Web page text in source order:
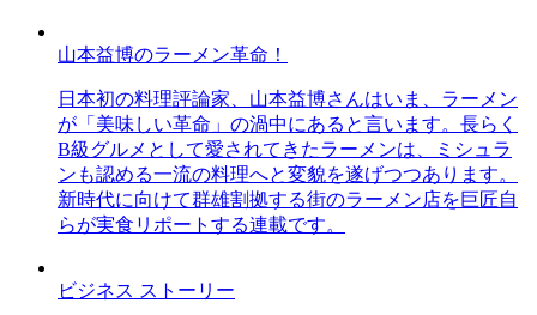
山本益博のラーメン革命！
日本初の料理評論家、山本益博さんはいま、ラーメン
が「美味しい革命」の渦中にあると言います。長らく
B級グルメとして愛されてきたラーメンは、ミシュラ
ンも認める一流の料理へと変貌を遂げつつあります。
新時代に向けて群雄割拠する街のラーメン店を巨匠自
らが実食リポートする連載です。
ビジネス ストーリー